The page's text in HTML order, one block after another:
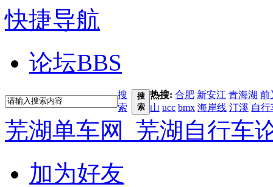
快捷导航
论坛BBS
搜
索
搜
索
热搜: 合肥 新安江 青海湖 前
山 ucc bmx 海岸线 汀溪 自
芜湖单车网_芜湖自行车
加为好友